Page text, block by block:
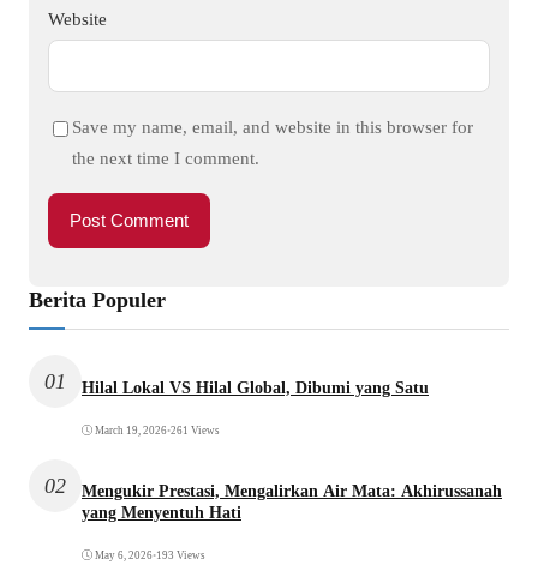
Website
Save my name, email, and website in this browser for
the next time I comment.
Berita Populer
01 Hilal Lokal VS Hilal Global, Dibumi yang Satu
March 19, 2026•261 Views
02
Mengukir Prestasi, Mengalirkan Air Mata: Akhirussanah
yang Menyentuh Hati
May 6, 2026•193 Views